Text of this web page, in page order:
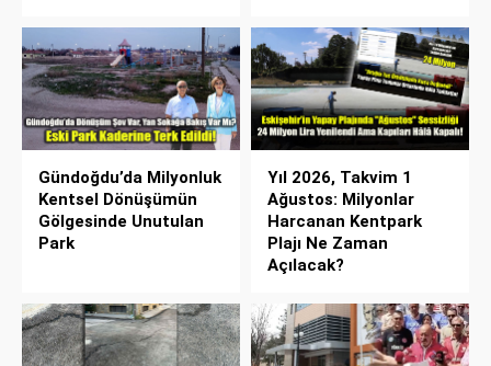
Gündoğdu’da Milyonluk
Kentsel Dönüşümün
Gölgesinde Unutulan
Park
Yıl 2026, Takvim 1
Ağustos: Milyonlar
Harcanan Kentpark
Plajı Ne Zaman
Açılacak?